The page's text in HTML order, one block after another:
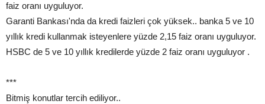
faiz oranı uyguluyor.
Garanti Bankası'nda da kredi faizleri çok yüksek.. banka 5 ve 10
yıllık kredi kullanmak isteyenlere yüzde 2,15 faiz oranı uyguluyor.
HSBC de 5 ve 10 yıllık kredilerde yüzde 2 faiz oranı uyguluyor .
***
Bitmiş konutlar tercih ediliyor..